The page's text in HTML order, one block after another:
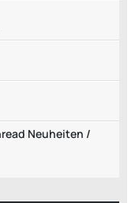
Neuheiten /